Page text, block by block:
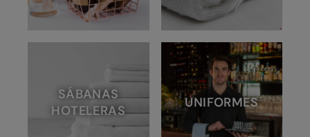
SÁBANAS
HOTELERAS
UNIFORMES